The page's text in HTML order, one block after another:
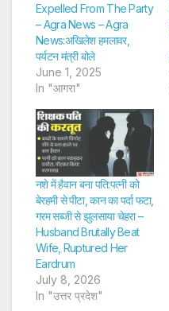
Expelled From The Party
– Agra News – Agra
News:अखिलेश हमलावर,
पर्यटन मंत्री बोले
June 1, 2025
In "आगरा"
नशे में हैवान बना पति:पत्नी को
बेरहमी से पीटा, कान का पर्दा फटा,
गरम सब्जी से झुलसाया चेहरा –
Husband Brutally Beat
Wife, Ruptured Her
Eardrum
July 8, 2026
In "उत्तर प्रदेश"